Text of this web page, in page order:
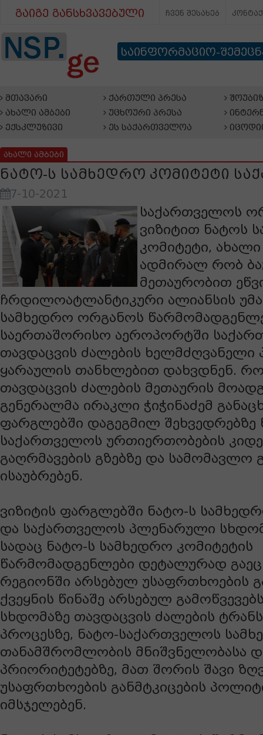
გაიგე განსხვავებული ჩვენ შესახებ
საინფორმაციო-
მთავარი
ახალი ამბები
ექსკლუზივი
ქართული პრესა
უცხოური პრესა
ეს საქართველოა
ახალი ამბები
ნატო-ს სამხედრო კომიტეტი
7-10-2021
საქართველოს
ვიზიტით ნატოს
კომიტეტი,
ადმირალ რობ
მეთაურობით
ჩრდილოატლანტიკური ალიანსის
სამხედრო ორგანოს
საერთაშორისო აეროპორტში
თავდაცვის ძალების ხელმძღვანელი
ყარაულის თანხლებით დახვდნენ.
თავდაცვის ძალების მეთაურის
გენერალმა ირაკლი ჭიჭინაძემ
ფარგლებში დაგეგმილ შეხვედრებზე
საქართველოს ურთიერთობების
გაღრმავების გზებზე და სამომავლო
ისაუბრებენ.
ვიზიტის ფარგლებში ნატო-ს
და საქართველოს პლენარული
სადაც ნატო-ს სამხედრო კომიტეტის
წარმომადგენლები დეტალურად
რეგიონში არსებულ უსაფრთხოების
ქვეყნის წინაშე არსებულ
სხდომაზე თავდაცვის ძალების
პროცესზე, ნატო-საქართველოს
თანამშრომლობის მნიშვნელობასა
პრიორიტეტებზე, მათ შორის შავი
უსაფრთხოების განმტკიცების
იმსჯელებენ.